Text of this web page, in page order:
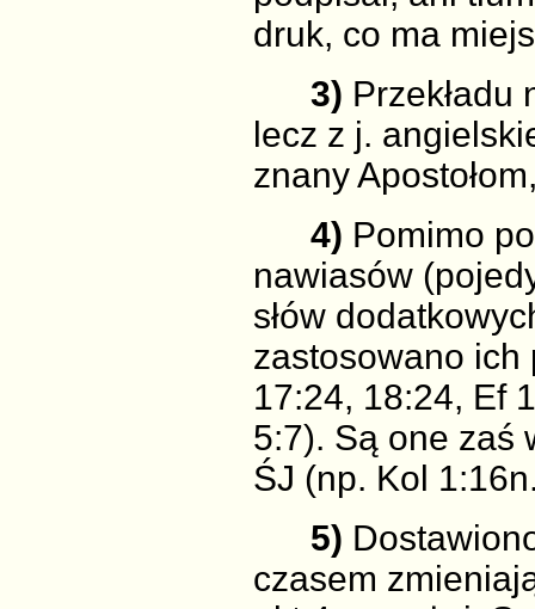
druk, co ma
3) Przekładu
lecz z j.
znany
4) Pomimo
nawiasów
słów
zastosowano ich
17:24, 18:24, Ef
5:7). Są one zaś
ŚJ (np. Kol
5)
czasem